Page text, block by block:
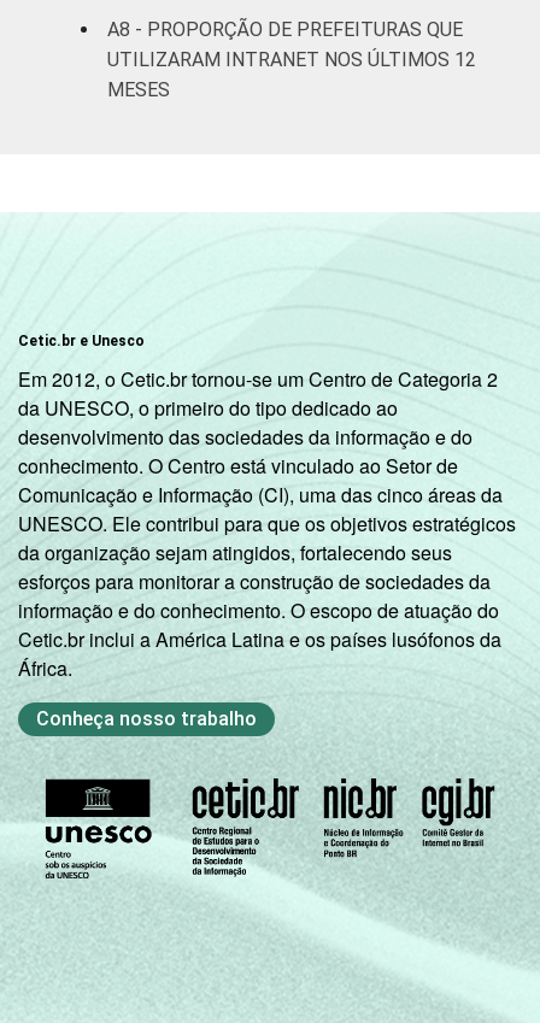
A8 - PROPORÇÃO DE PREFEITURAS QUE
UTILIZARAM INTRANET NOS ÚLTIMOS 12
MESES
Cetic.br e Unesco
Em 2012, o Cetic.br tornou-se um Centro de Categoria 2
da UNESCO, o primeiro do tipo dedicado ao
desenvolvimento das sociedades da informação e do
conhecimento. O Centro está vinculado ao Setor de
Comunicação e Informação (CI), uma das cinco áreas da
UNESCO. Ele contribui para que os objetivos estratégicos
da organização sejam atingidos, fortalecendo seus
esforços para monitorar a construção de sociedades da
informação e do conhecimento. O escopo de atuação do
Cetic.br inclui a América Latina e os países lusófonos da
África.
Conheça nosso trabalho